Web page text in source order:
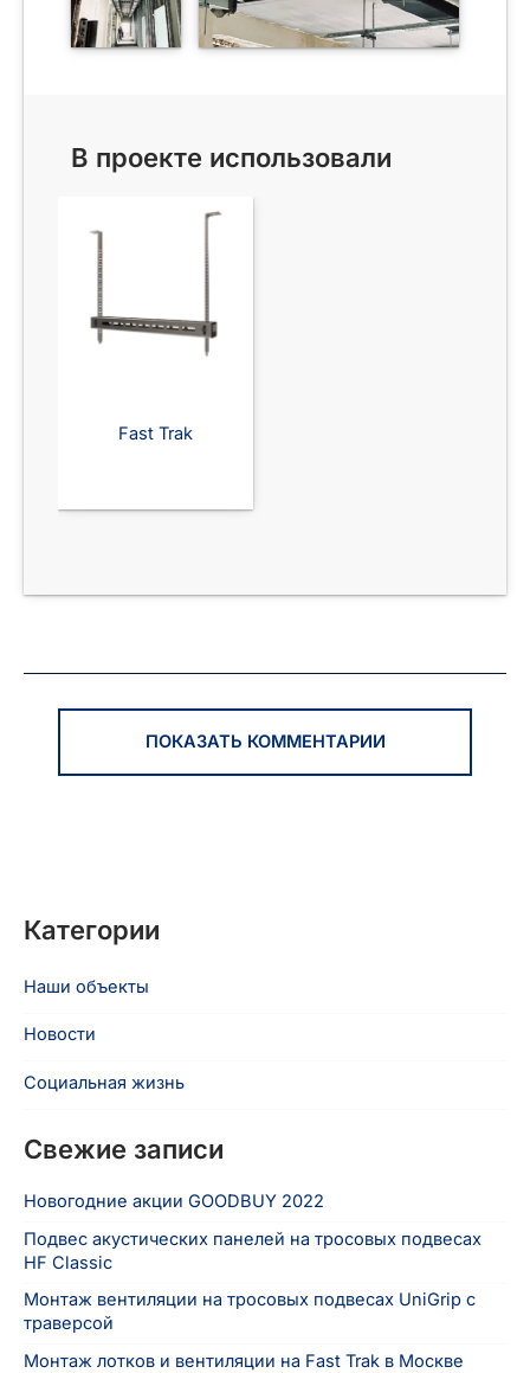
В проекте использовали
Fast Trak
ПОКАЗАТЬ КОММЕНТАРИИ
Категории
Наши объекты
Новости
Социальная жизнь
Свежие записи
Новогодние акции GOODBUY 2022
Подвес акустических панелей на тросовых подвесах
HF Classic
Монтаж вентиляции на тросовых подвесах UniGrip с
траверсой
Монтаж лотков и вентиляции на Fast Trak в Москве